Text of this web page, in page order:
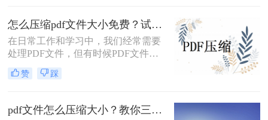
怎么压缩pdf文件大小免费？试试这二种压缩方法！
在日常工作和学习中，我们经常需要
处理PDF文件，但有时候PDF文件过
大，不便于传输和存储。那么怎么压
缩pdf文件大小免费呢？本文将介绍两
赞 踩
pdf文件怎么压缩大小？教你三种实用压缩方法！